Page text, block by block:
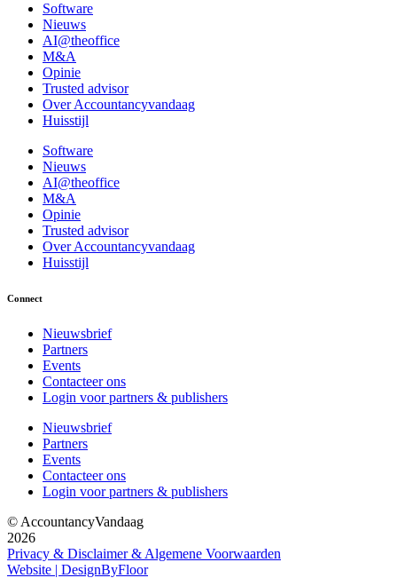
Software
Nieuws
AI@theoffice
M&A
Opinie
Trusted advisor
Over Accountancyvandaag
Huisstijl
Software
Nieuws
AI@theoffice
M&A
Opinie
Trusted advisor
Over Accountancyvandaag
Huisstijl
Connect
Nieuwsbrief
Partners
Events
Contacteer ons
Login voor partners & publishers
Nieuwsbrief
Partners
Events
Contacteer ons
Login voor partners & publishers
© AccountancyVandaag
2026
Privacy & Disclaimer & Algemene Voorwaarden
Website | DesignByFloor